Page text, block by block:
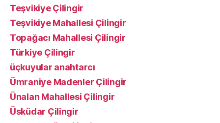
Teşvikiye Çilingir
Teşvikiye Mahallesi Çilingir
Topağacı Mahallesi Çilingir
Türkiye Çilingir
üçkuyular anahtarcı
Ümraniye Madenler Çilingir
Ünalan Mahallesi Çilingir
Üsküdar Çilingir